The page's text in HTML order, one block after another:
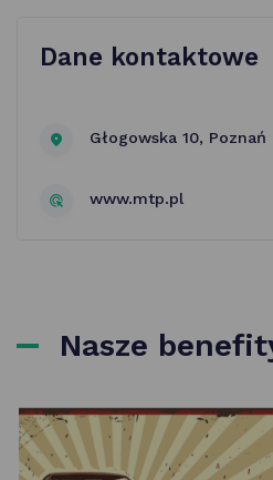
Dane kontaktowe
Głogowska 10, Poznań
www.mtp.pl
Nasze